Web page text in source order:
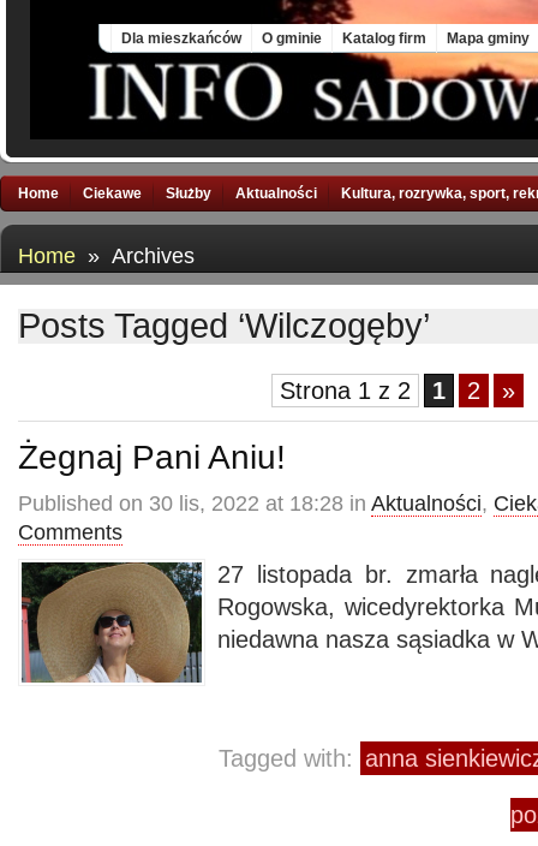
Dla mieszkańców O gminie Katalog firm Mapa gminy
Home Ciekawe Służby Aktualności Kultura, rozrywka, sport,
Home » Archives
Posts Tagged ‘Wilczogęby’
Strona 1 z 2 1 2 »
Żegnaj Pani Aniu!
Published on 30 lis, 2022 at 18:28 in Aktualności,
Comments
27 listopada br. zmarła
Rogowska, wicedyrektorka
niedawna nasza sąsiadka w
Tagged with: anna